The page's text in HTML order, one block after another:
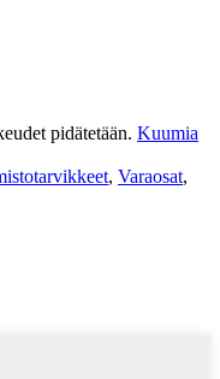
pidätetään. Kuumia
, Varaosat,